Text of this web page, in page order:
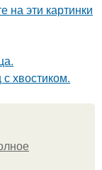
на эти картинки
хвостиком.